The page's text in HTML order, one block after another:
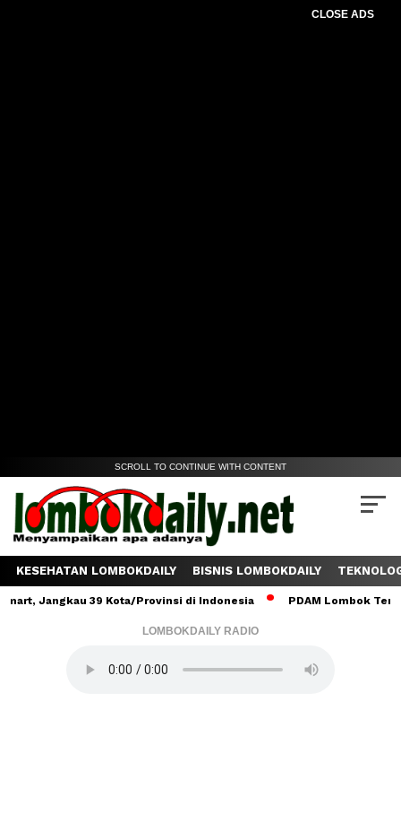
CLOSE ADS
SCROLL TO CONTINUE WITH CONTENT
KESEHATAN LOMBOKDAILY BISNIS LOMBOKDAILY
39 Kota/Provinsi di Indonesia PDAM Lombok Tengah
LOMBOKDAILY RADIO